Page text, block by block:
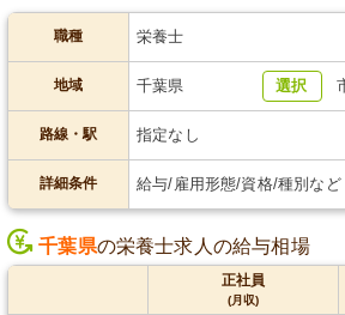
職種 栄養士
地域 千葉県 選択
路線・駅 指定なし
詳細条件 給与/雇用形態/資格/種別など
千葉県の栄養士求人の給与相場
正社員
(月収)